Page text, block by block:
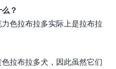
？
色拉布拉多实际上是拉布拉
拉布拉多犬，因此虽然它们